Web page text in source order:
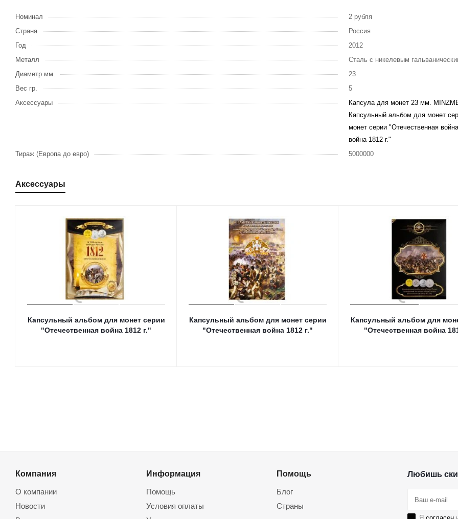
Номинал
2 рубля
Страна
Россия
Год
2012
Металл
Сталь с никелевым
Диаметр мм.
23
Вес гр.
5
Аксессуары
Капсула для монет 23 мм.
Капсульный альбом для монет
монет серии "Отечественная
война 1812 г."
Тираж (Европа до евро)
5000000
Аксессуары
Капсульный альбом для монет серии
"Отечественная война 1812 г."
Капсульный альбом для монет серии
"Отечественная война 1812 г."
Капсульный альбом для
"Отечественная война
Компания
О компании
Новости
Информация
Помощь
Условия оплаты
Помощь
Блог
Страны
Любишь